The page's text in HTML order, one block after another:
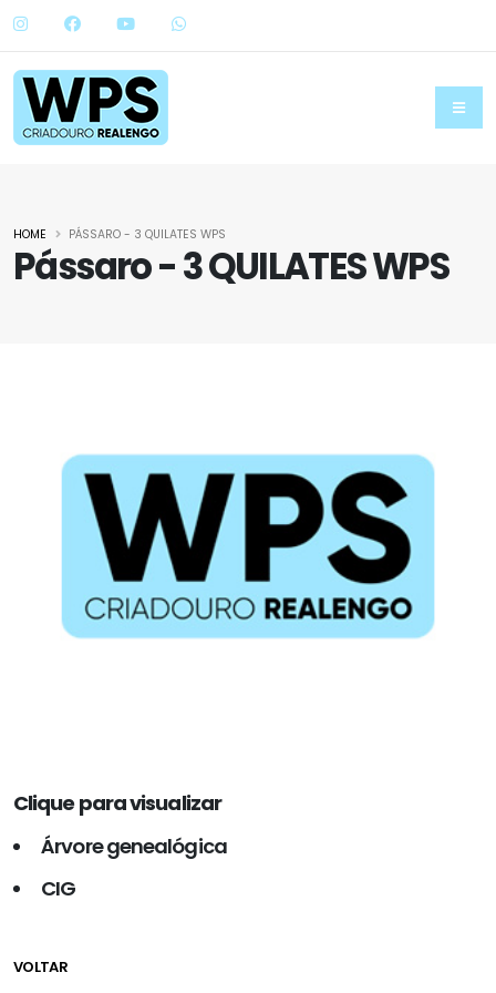
Pássaro - 3 QUILATES WPS
HOME PÁSSARO - 3 QUILATES WPS
Clique para visualizar
Árvore genealógica
CIG
VOLTAR